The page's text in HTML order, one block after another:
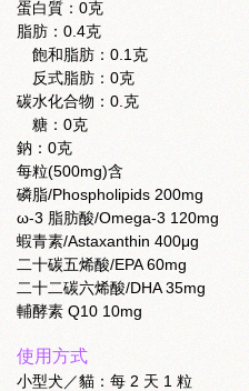
蛋白質：0克
脂肪：0.4克
飽和脂肪：0.1克
反式脂肪：0克
碳水化合物：0.克
糖：0克
鈉：0克
每粒(500mg)含
磷脂/Phospholipids 200mg
ω-3 脂肪酸/Omega-3 120mg
蝦青素/Astaxanthin 400μg
二十碳五烯酸/EPA 60mg
二十二碳六烯酸/DHA 35mg
輔酵素 Q10 10mg
使用方式
小型犬／貓：每 2 天 1 粒